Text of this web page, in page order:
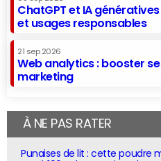
ChatGPT et IA
et usages responsables
21 sep 2026
Web analytics : booster
marketing
À NE PAS RATER
Punaises de lit : cette poudre